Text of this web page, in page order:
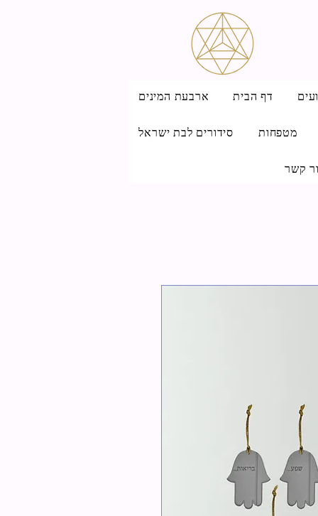
ארבעת המינים דף הבית
סידורים לבת ישראל מטפחות
קשר